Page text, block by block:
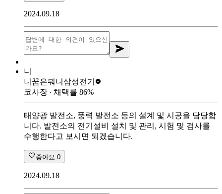
2024.09.18
니
니꿈은뭐니 삼성전기
코사장 ∙ 채택률 86%
태양광 발전소, 풍력 발전소 등의 설계 및 시공을 담당합
니다. 발전소의 전기설비 설치 및 관리, 시험 및 검사를
수행한다고 보시면 되겠습니다.
좋아요 0
2024.09.18